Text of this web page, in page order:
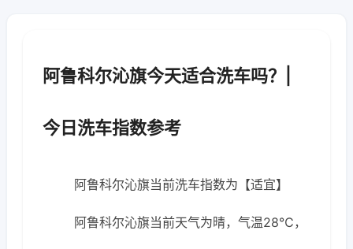
阿鲁科尔沁旗今天适合洗车吗？|
今日洗车指数参考
阿鲁科尔沁旗当前洗车指数为【适宜】
阿鲁科尔沁旗当前天气为晴，气温28℃，